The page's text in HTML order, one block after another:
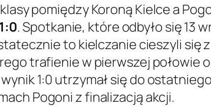
pomiędzy Koroną Kielce a
. Spotkanie, które odbyło się 13
to kielczanie cieszyli się
trafienie w pierwszej połowie
1:0 utrzymał się do
Pogoni z finalizacją akcji.